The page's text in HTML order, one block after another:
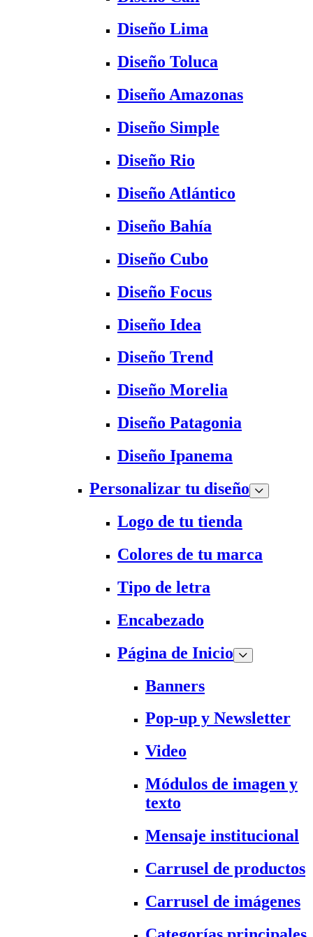
Diseño Lima
Diseño Toluca
Diseño Amazonas
Diseño Simple
Diseño Rio
Diseño Atlántico
Diseño Bahía
Diseño Cubo
Diseño Focus
Diseño Idea
Diseño Trend
Diseño Morelia
Diseño Patagonia
Diseño Ipanema
Personalizar tu diseño
Logo de tu tienda
Colores de tu marca
Tipo de letra
Encabezado
Página de Inicio
Banners
Pop-up y Newsletter
Video
Módulos de imagen y
texto
Mensaje institucional
Carrusel de productos
Carrusel de imágenes